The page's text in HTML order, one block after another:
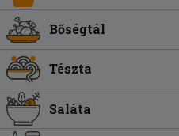
Bőségtál
Tészta
Saláta